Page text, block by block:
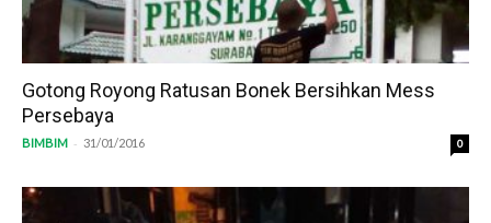
Gotong Royong Ratusan Bonek Bersihkan Mess
Persebaya
BIMBIM - 31/01/2016 0